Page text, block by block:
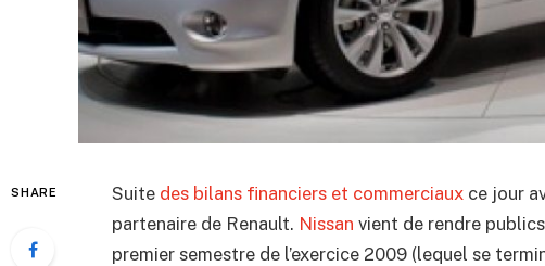
SHARE Suite des bilans financiers et commerciaux ce jour
partenaire de Renault. Nissan vient de rendre
premier semestre de l’exercice 2009 (lequel se